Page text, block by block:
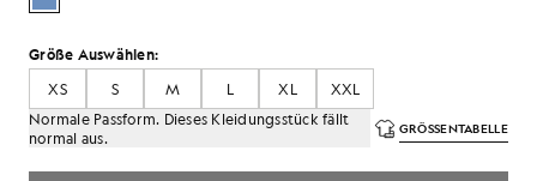
Größe Auswählen:
XS
S M L XL
XXL
Normale Passform. Dieses Kleidungsstück fällt
normal aus.
GRÖSSENTABELLE